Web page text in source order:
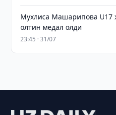
Мухлиса Машарипова U17
олтин медал олди
23:45 · 31/07